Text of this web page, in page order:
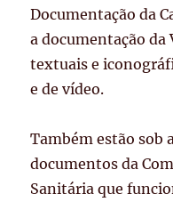
Documentação da
a documentação da
textuais e
e de vídeo.
Também estão sob
documentos da
Sanitária que